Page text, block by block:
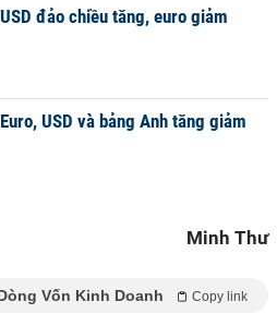
đảo chiều tăng, euro giảm
USD và bảng Anh tăng giảm
Minh Thư
Vốn Kinh Doanh Copy link